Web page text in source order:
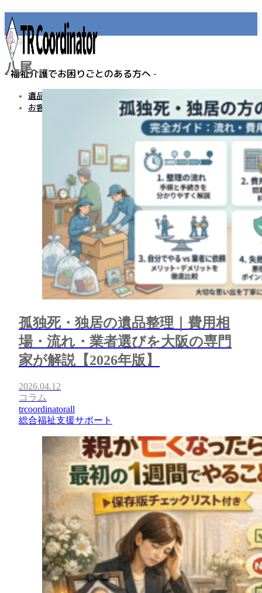
- 福祉介護でお困りごとのある方へ -
遺品整理
お客様の声
プライバシーポリシー
遺品整理
老人ホーム
TAG
八尾
孤独死・独居の遺品整理｜費用相
場・流れ・業者選びを大阪の専門
家が解説【2026年版】
2026.04.12
コラム
trcoordinatorall
総合福祉支援サポート